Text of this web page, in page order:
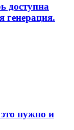
доступна
генерация.
нужно и